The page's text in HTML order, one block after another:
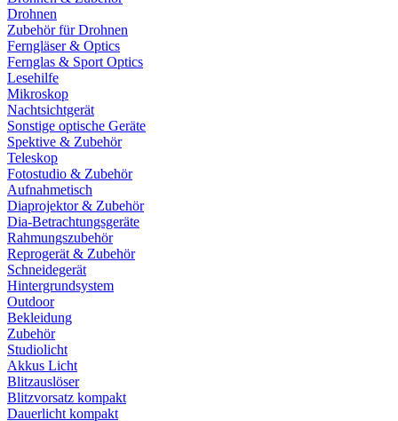
Drohnen
Zubehör für Drohnen
Ferngläser & Optics
Fernglas & Sport Optics
Lesehilfe
Mikroskop
Nachtsichtgerät
Sonstige optische Geräte
Spektive & Zubehör
Teleskop
Fotostudio & Zubehör
Aufnahmetisch
Diaprojektor & Zubehör
Dia-Betrachtungsgeräte
Rahmungszubehör
Reprogerät & Zubehör
Schneidegerät
Hintergrundsystem
Outdoor
Bekleidung
Zubehör
Studiolicht
Akkus Licht
Blitzauslöser
Blitzvorsatz kompakt
Dauerlicht kompakt